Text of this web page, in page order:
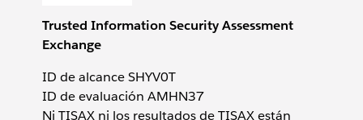
Trusted Information Security Assessment
Exchange
ID de alcance SHYV0T
ID de evaluación AMHN37
Ni TISAX ni los resultados de TISAX están